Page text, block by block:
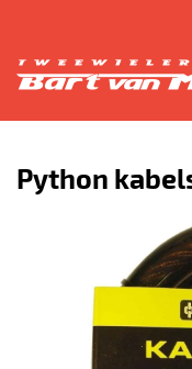
Python